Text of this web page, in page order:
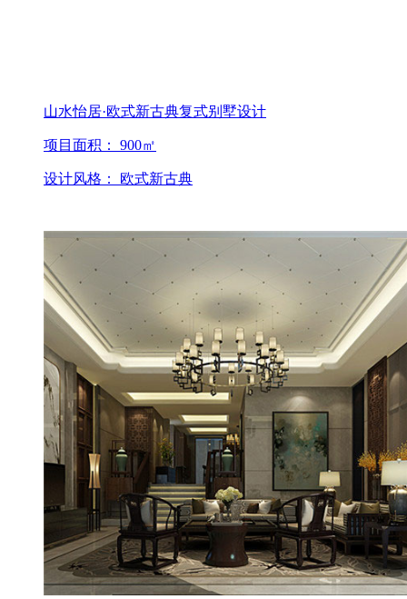
山水怡居·欧式新古典复式别墅设计
项目面积： 900㎡
设计风格： 欧式新古典